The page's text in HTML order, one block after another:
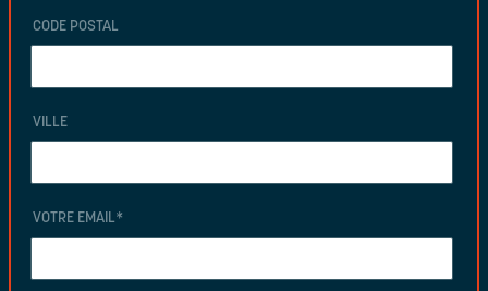
CODE POSTAL
VILLE
VOTRE EMAIL*